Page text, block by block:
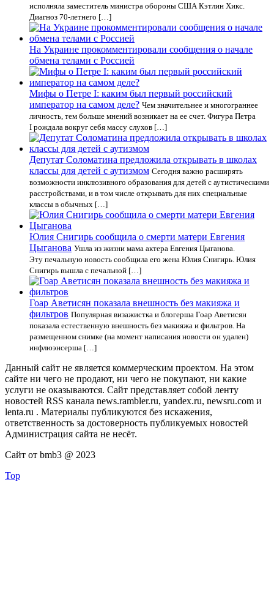
исполняла заместитель министра обороны США Кэтлин Хикс.
Диагноз 70-летнего […]
На Украине прокомментировали сообщения о начале
обмена телами с Россией
Мифы о Петре I: каким был первый российский
император на самом деле? Чем значительнее и многограннее
личность, тем больше мнений возникает на ее счет. Фигура Петра
I рождала вокруг себя массу слухов […]
Депутат Соломатина предложила открывать в школах
классы для детей с аутизмом Сегодня важно расширять
возможности инклюзивного образования для детей с аутистическими
расстройствами, и в том числе открывать для них специальные
классы в обычных […]
Юлия Снигирь сообщила о смерти матери Евгения
Цыганова Ушла из жизни мама актера Евгения Цыганова.
Эту печальную новость сообщила его жена Юлия Снигирь. Юлия
Снигирь вышла с печальной […]
Гоар Аветисян показала внешность без макияжа и
фильтров Популярная визажистка и блогерша Гоар Аветисян
показала естественную внешность без макияжа и фильтров. На
размещенном снимке (на момент написания новости он удален)
инфлюэнсерша […]
Данный сайт не является коммерческим проектом. На этом
сайте ни чего не продают, ни чего не покупают, ни какие
услуги не оказываются. Сайт представляет собой ленту
новостей RSS канала news.rambler.ru, yandex.ru, newsru.com и
lenta.ru . Материалы публикуются без искажения,
ответственность за достоверность публикуемых новостей
Администрация сайта не несёт.
Сайт от bmb3 @ 2023
Top